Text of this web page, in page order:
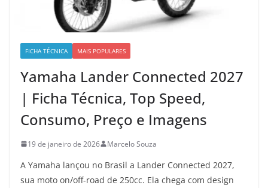
FICHA TÉCNICA MAIS POPULARES
Yamaha Lander Connected 2027
| Ficha Técnica, Top Speed,
Consumo, Preço e Imagens
19 de janeiro de 2026 Marcelo Souza
A Yamaha lançou no Brasil a Lander Connected 2027,
sua moto on/off-road de 250cc. Ela chega com design